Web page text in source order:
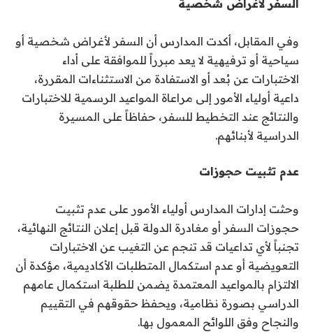
السفر لأغراض شخصية
وفي المقابل، أكدت المدارس أن السفر لأغراض شخصية أو
سياحية أو ترفيهية لا يعد مبرراً للموافقة على أداء
الاختبارات عن بُعد أو الاستفادة من الاستثناءات المقررة،
داعية أولياء الأمور إلى مراعاة المواعيد الرسمية للاختبارات
والنتائج عند التخطيط للسفر، حفاظاً على المسيرة
الدراسية لأبنائهم.
عدم تثبيت حجوزات
وحثت إدارات المدارس أولياء الأمور على عدم تثبيت
حجوزات السفر أو مغادرة الدولة قبل إعلان النتائج النهائية،
تجنباً لأي تداعيات قد تنجم عن التغيب عن الاختبارات
التعويضية أو عدم استكمال المتطلبات الأكاديمية، مؤكدة أن
الالتزام بالمواعيد المعتمدة يضمن للطلبة استكمال عامهم
الدراسي بصورة نظامية، ويحفظ حقوقهم في التقييم
والنجاح وفق اللوائح المعمول بها.